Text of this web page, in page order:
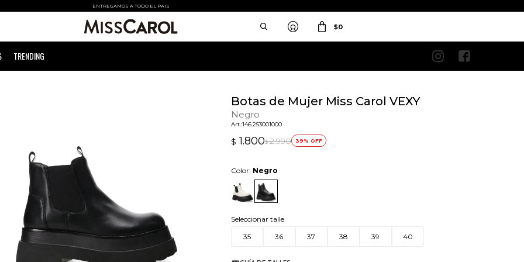
ENTREGAMOS A TODO EL PAIS
TRENDING
$0
 
Botas de Mujer Miss Carol VEXY
Negro
146.253001000
$ 1.800$ 2.990 39
Color: Negro
Seleccionar talle
35
36 37 38 39 40